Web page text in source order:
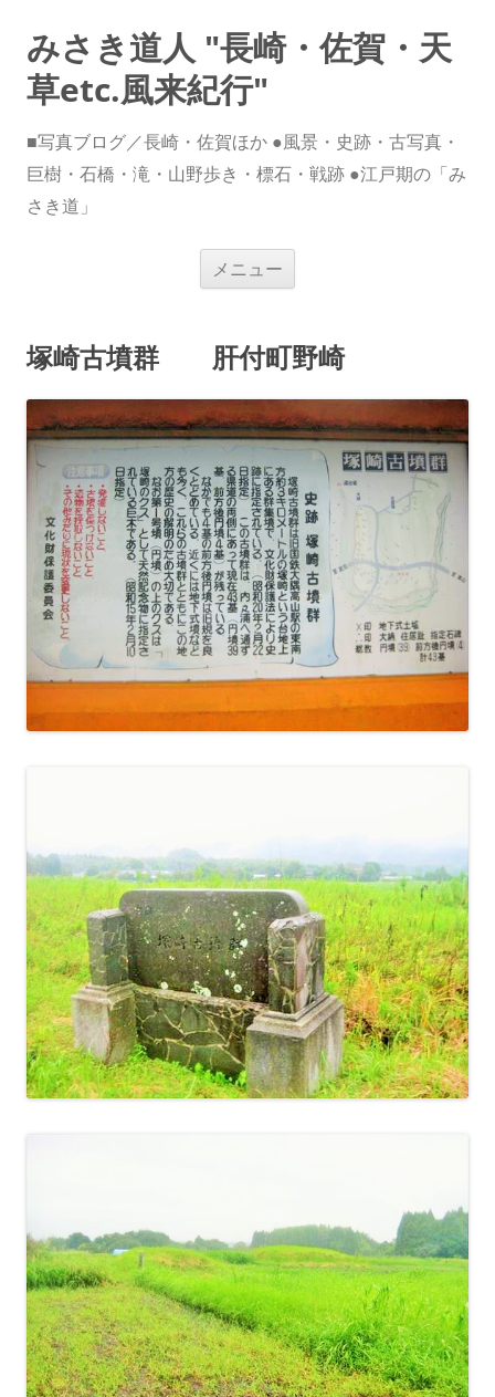
みさき道人 "長崎・佐賀・天
草etc.風来紀行"
■写真ブログ／長崎・佐賀ほか ●風景・史跡・古写真・
巨樹・石橋・滝・山野歩き・標石・戦跡 ●江戸期の「み
さき道」
メニュー
ス
キ
プ
塚崎古墳群 肝付町野崎